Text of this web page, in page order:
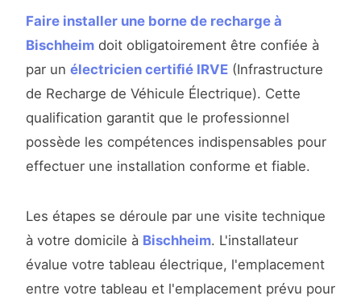
Faire installer une borne de recharge à
Bischheim doit obligatoirement être confiée à
par un électricien certifié IRVE (Infrastructure
de Recharge de Véhicule Électrique). Cette
qualification garantit que le professionnel
possède les compétences indispensables pour
effectuer une installation conforme et fiable.
Les étapes se déroule par une visite technique
à votre domicile à Bischheim. L'installateur
évalue votre tableau électrique, l'emplacement
entre votre tableau et l'emplacement prévu pour